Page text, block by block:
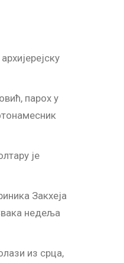
парох у
је
Закхеја
недеља
из срца,